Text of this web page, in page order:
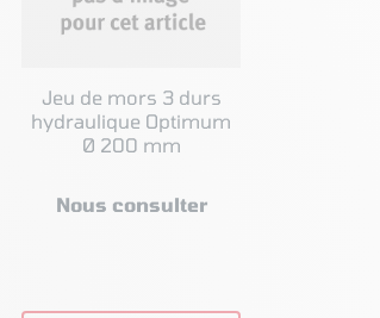
Jeu de mors 3 durs
hydraulique Optimum
Ø 200 mm
Nous consulter